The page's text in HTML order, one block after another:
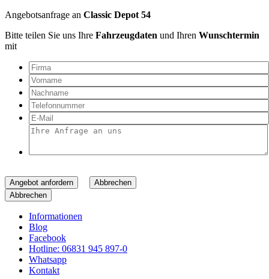
Angebotsanfrage an Classic Depot 54
Bitte teilen Sie uns Ihre Fahrzeugdaten und Ihren Wunschtermin
mit
Angebot anfordern
Abbrechen
Abbrechen
Informationen
Blog
Facebook
Hotline: 06831 945 897-0
Whatsapp
Kontakt